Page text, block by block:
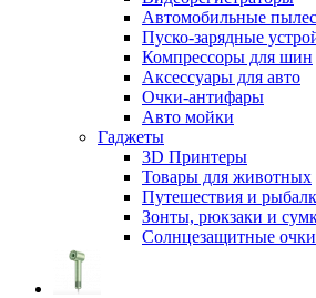
Автомобильные
Пуско-зарядные
Компрессоры для шин
Аксессуары для авто
Очки-антифары
Авто мойки
Гаджеты
3D Принтеры
Товары для животных
Путешествия и
Зонты, рюкзаки и
Солнцезащитные очки